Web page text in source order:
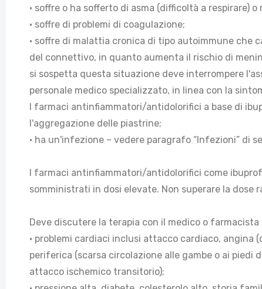
• soffre o ha sofferto di asma (difficoltà a respirare)
• soffre di problemi di coagulazione;
• soffre di malattia cronica di tipo autoimmune che
del connettivo, in quanto aumenta il rischio di
si sospetta questa situazione deve interrompere
personale medico specializzato, in linea con la
I farmaci antinfiammatori/antidolorifici a base di
l'aggregazione delle piastrine;
• ha un'infezione – vedere paragrafo “Infezioni” di
I farmaci antinfiammatori/antidolorifici come
somministrati in dosi elevate. Non superare la
Deve discutere la terapia con il medico o
• problemi cardiaci inclusi attacco cardiaco,
periferica (scarsa circolazione alle gambe o ai
attacco ischemico transitorio);